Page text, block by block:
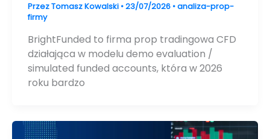
PrzezTomasz Kowalski •23/07/2026 •analiza-prop-
firmy
BrightFunded to firma prop tradingowa CFD
działająca w modelu demo evaluation /
simulated funded accounts, która w 2026
roku bardzo